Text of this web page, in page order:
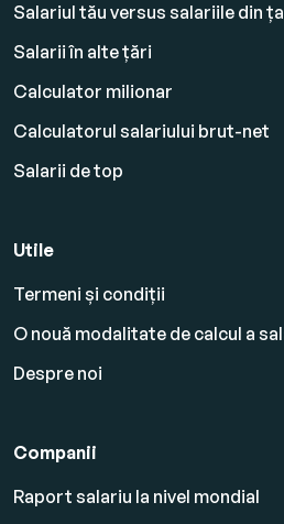
Salariul tău versus salariile din
Salarii în alte țări
Calculator milionar
Calculatorul salariului brut-net
Salarii de top
Utile
Termeni și condiții
O nouă modalitate de calcul a
Despre noi
Companii
Raport salariu la nivel mondial